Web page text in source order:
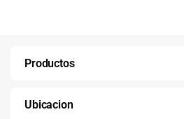
Productos
Ubicacion